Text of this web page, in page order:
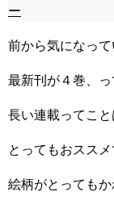
ー
前から気になっ
最新刊が４巻、
長い連載ってこ
とってもおススメ
絵柄がとってもか